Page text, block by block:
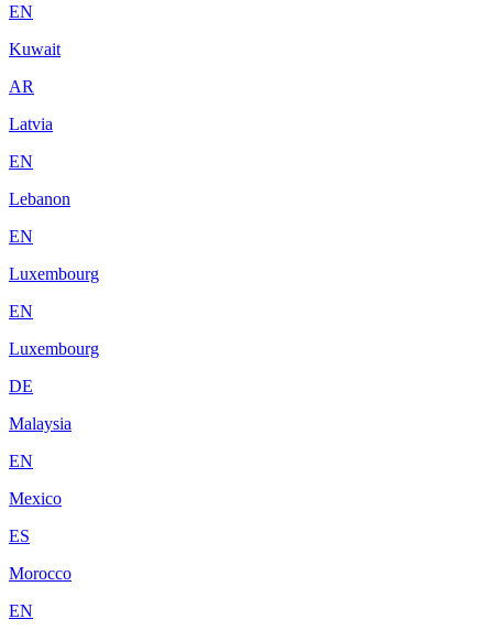
EN
Kuwait
AR
Latvia
EN
Lebanon
EN
Luxembourg
EN
Luxembourg
DE
Malaysia
EN
Mexico
ES
Morocco
EN